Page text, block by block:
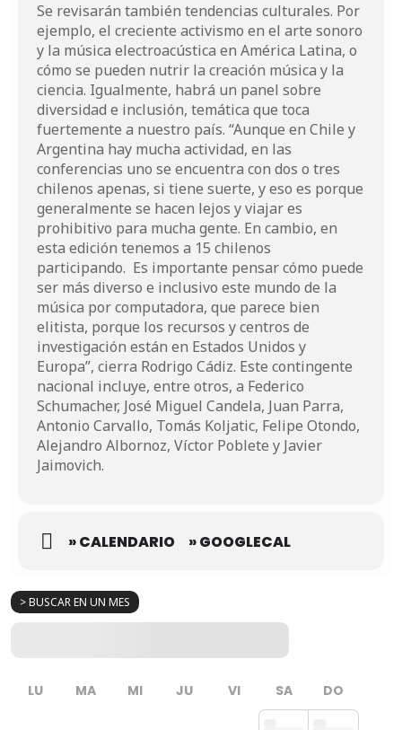
> BUSCAR EN UN MES
LU MA MI JU VI SA DO
Se revisarán también tendencias culturales. Por
ejemplo, el creciente activismo en el arte sonoro
y la música electroacústica en América Latina, o
cómo se pueden nutrir la creación música y la
ciencia. Igualmente, habrá un panel sobre
diversidad e inclusión, temática que toca
fuertemente a nuestro país. “Aunque en Chile y
Argentina hay mucha actividad, en las
conferencias uno se encuentra con dos o tres
chilenos apenas, si tiene suerte, y eso es porque
generalmente se hacen lejos y viajar es
prohibitivo para mucha gente. En cambio, en
esta edición tenemos a 15 chilenos
participando. Es importante pensar cómo puede
ser más diverso e inclusivo este mundo de la
música por computadora, que parece bien
elitista, porque los recursos y centros de
investigación están en Estados Unidos y
Europa”, cierra Rodrigo Cádiz. Este contingente
nacional incluye, entre otros, a Federico
Schumacher, José Miguel Candela, Juan Parra,
Antonio Carvallo, Tomás Koljatic, Felipe Otondo,
Alejandro Albornoz, Víctor Poblete y Javier
Jaimovich.
» CALENDARIO » GOOGLECAL